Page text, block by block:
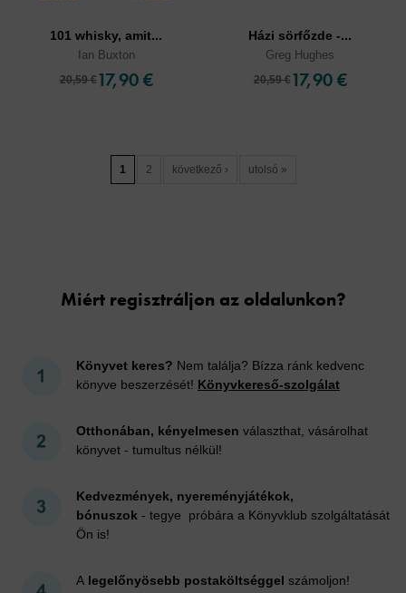
101 whisky, amit...
Ian Buxton
20,59 € 17,90 €
Házi sörfőzde -...
Greg Hughes
20,59 € 17,90 €
1 2 következő › utolsó »
Miért regisztráljon az oldalunkon?
Könyvet keres? Nem találja? Bízza ránk kedvenc
könyve beszerzését! Könyvkereső-szolgálat
Otthonában, kényelmesen választhat, vásárolhat
könyvet - tumultus nélkül!
Kedvezmények, nyereményjátékok,
bónuszok - tegye próbára a Könyvklub szolgáltatását
Ön is!
A legelőnyösebb postaköltséggel számoljon!